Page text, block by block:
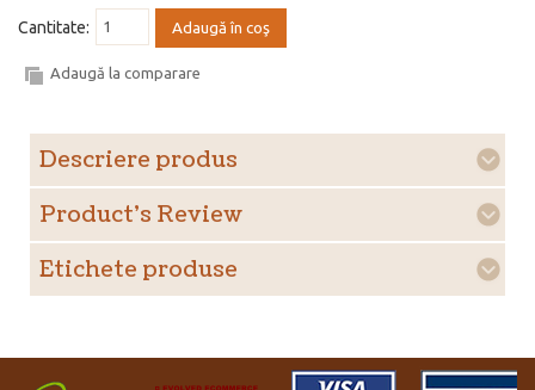
Cantitate: Adaugă în coş
Adaugă la comparare
Descriere produs
Product's Review
Etichete produse